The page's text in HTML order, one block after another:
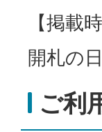
【掲載
開札の
ご利